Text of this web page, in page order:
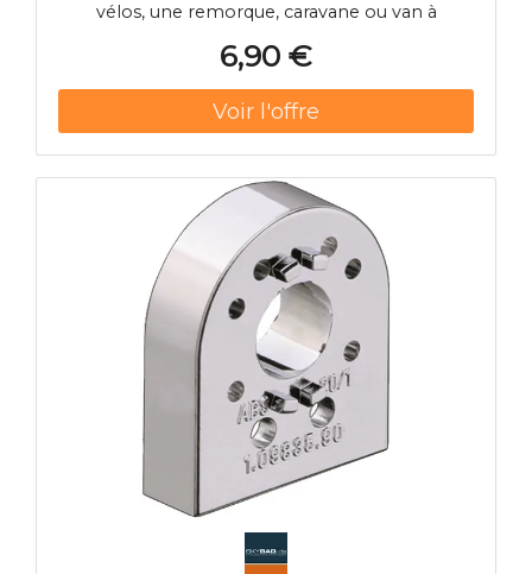
vélos, une remorque, caravane ou van à
aucun perçage n'est à prévoir. Si des perçages
ou la pose de rivets sont nécessaires, ce forfait
sera à mettre dans le panier.La prestation
s'effectue en atelier France Attelage
uniquement.
6,90 €